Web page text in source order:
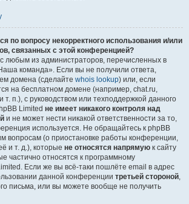
по вопросу некорректного использования и/или
связанных с этой конференцией?
любым из администраторов, перечисленных в
команда». Если вы не получили ответа,
домена (сделайте whois lookup) или, если
на бесплатном домене (например, chat.ru,
т. п.), с руководством или техподдержкой данного
Limited не имеет никакого контроля над
и не может нести никакой ответственности за то,
используется. Не обращайтесь к phpBB
вопросам (о приостановке работы конференции,
и т. д.), которые не относятся напрямую к сайту
частично относятся к программному
Если же вы всё-таки пошлёте email в адрес
данной конференции третьей стороной,
письма, или вы можете вообще не получить